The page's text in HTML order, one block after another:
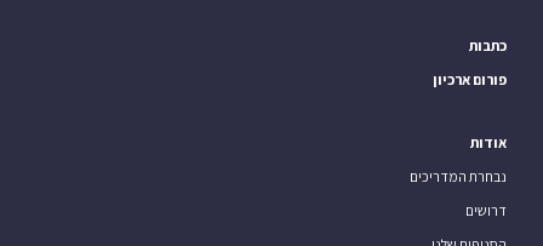
כתבות
פורום ארכיון
אודות
נבחרת המדריכים
דרושים